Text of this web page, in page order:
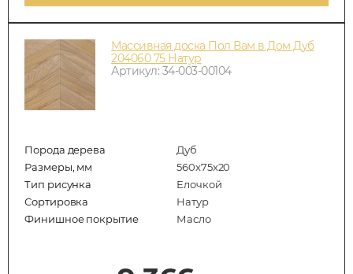
Массивная доска Пол Вам в Дом Дуб
204060 75 Натур
Артикул: 34-003-00104
Порода дерева
Дуб
Размеры, мм
560x75x20
Тип рисунка
Елочкой
Сортировка
Натур
Финишное покрытие
Масло